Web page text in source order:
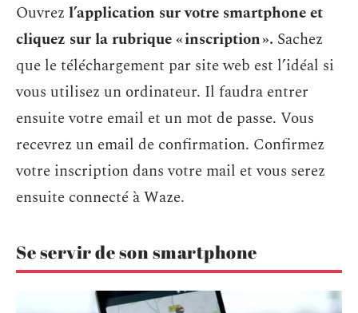
Ouvrez l’application sur votre smartphone et
cliquez sur la rubrique « inscription ». Sachez
que le téléchargement par site web est l’idéal si
vous utilisez un ordinateur. Il faudra entrer
ensuite votre email et un mot de passe. Vous
recevrez un email de confirmation. Confirmez
votre inscription dans votre mail et vous serez
ensuite connecté à Waze.
Se servir de son smartphone